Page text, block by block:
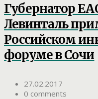
Губернатор
Левинталь
Российском
форуме в Сочи
27.02.2017
0 comments